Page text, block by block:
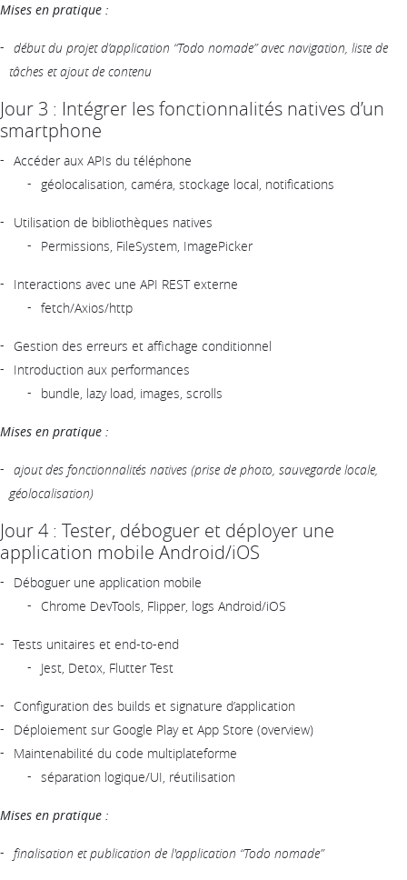
Mises en pratique :
début du projet d’application “Todo nomade” avec navigation, liste de
tâches et ajout de contenu
Jour 3 : Intégrer les fonctionnalités natives d’un
smartphone
Accéder aux APIs du téléphone
géolocalisation, caméra, stockage local, notifications
Utilisation de bibliothèques natives
Permissions, FileSystem, ImagePicker
Interactions avec une API REST externe
fetch/Axios/http
Gestion des erreurs et affichage conditionnel
Introduction aux performances
bundle, lazy load, images, scrolls
Mises en pratique :
ajout des fonctionnalités natives (prise de photo, sauvegarde locale,
géolocalisation)
Jour 4 : Tester, déboguer et déployer une
application mobile Android/iOS
Déboguer une application mobile
Chrome DevTools, Flipper, logs Android/iOS
Tests unitaires et end-to-end
Jest, Detox, Flutter Test
Configuration des builds et signature d’application
Déploiement sur Google Play et App Store (overview)
Maintenabilité du code multiplateforme
séparation logique/UI, réutilisation
Mises en pratique :
finalisation et publication de l'application “Todo nomade”